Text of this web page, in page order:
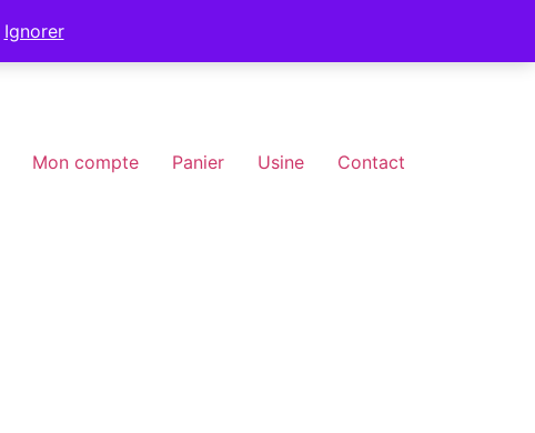
Ignorer
Mon compte Panier Usine Contact